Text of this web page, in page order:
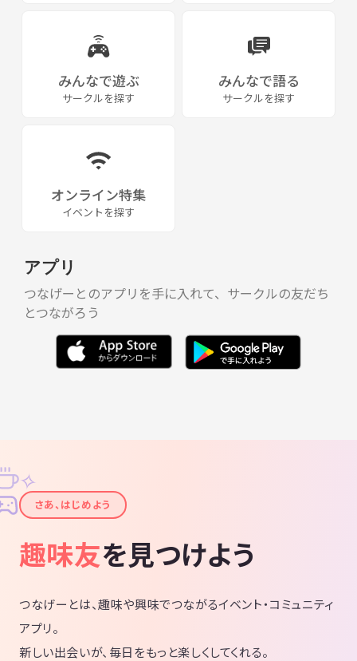
みんなで遊ぶ
サークルを探す
みんなで語る
サークルを探す
オンライン特集
イベントを探す
アプリ
つなげーとのアプリを手に入れて、サークルの友だち
とつながろう
✦
✧
さあ、はじめよう
趣味友を見つけよう
つなげーとは、趣味や興味でつながるイベント・コミュニティ
アプリ。
新しい出会いが、毎日をもっと楽しくしてくれる。